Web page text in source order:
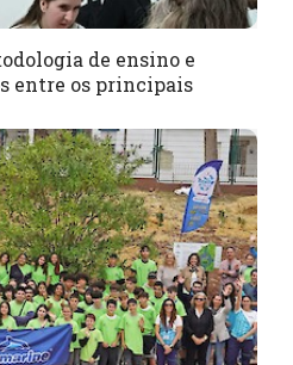
de ensino e
entre os principais